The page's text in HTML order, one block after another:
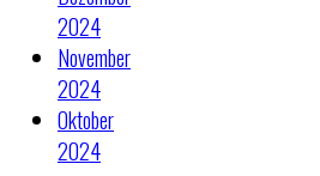
2024
November
2024
Oktober
2024